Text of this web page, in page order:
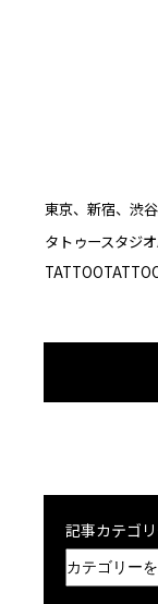
東京、新宿、渋
タトゥースタジ
記事カテゴ